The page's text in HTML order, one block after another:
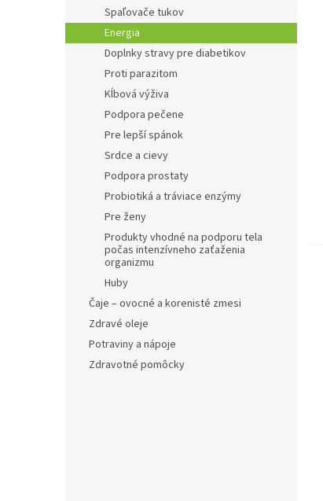
Spaľovače tukov
Energia
Doplnky stravy pre diabetikov
Proti parazitom
Kĺbová výživa
Podpora pečene
Pre lepší spánok
Srdce a cievy
Podpora prostaty
Probiotiká a tráviace enzýmy
Pre ženy
Produkty vhodné na podporu tela
počas intenzívneho zaťaženia
organizmu
Huby
Čaje – ovocné a korenisté zmesi
Zdravé oleje
Potraviny a nápoje
Zdravotné pomôcky